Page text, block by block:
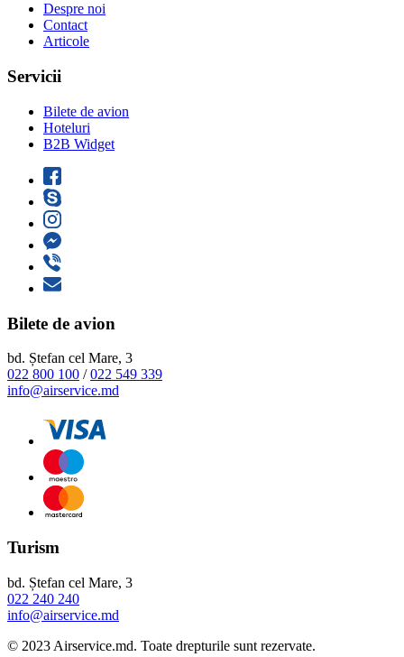
Despre noi
Contact
Articole
Servicii
Bilete de avion
Hoteluri
B2B Widget
Bilete de avion
bd. Ștefan cel Mare, 3
022 800 100 /022 549 339
info@airservice.md
Turism
bd. Ștefan cel Mare, 3
022 240 240
info@airservice.md
© 2023 Airservice.md. Toate drepturile sunt rezervate.